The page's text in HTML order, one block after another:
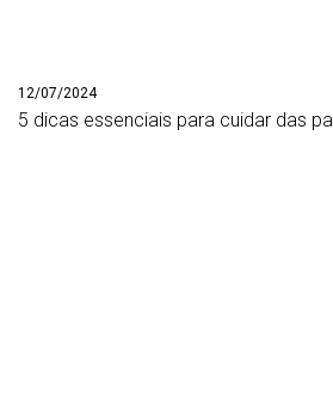
12/07/2024
5 dicas essenciais para cuidar das